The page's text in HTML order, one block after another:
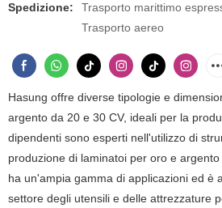
Spedizione:
Trasporto marittimo
Trasporto aereo
Hasung offre diverse tipologie e
argento da 20 e 30 CV, ideali per la
dipendenti sono esperti nell'utilizzo di
produzione di laminatoi per oro e
ha un'ampia gamma di applicazioni ed è
settore degli utensili e delle attrezzature